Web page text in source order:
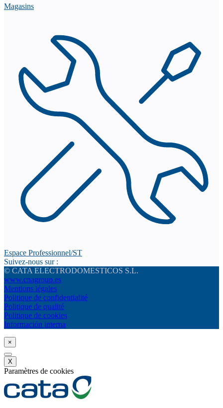
Magasins
Espace Professionnel/ST
Suivez-nous sur :
© CATA ELECTRODOMESTICOS S.L.
www.cnagroup.es
Mentions légales
Politique de confidentialité
Politique de qualité
Politique de cookies
Información interna
×
X
Paramètres de cookies